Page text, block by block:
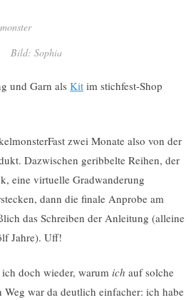
Bild: Sophia
und Garn als Kit im stichfest-Shop
Fast zwei Monate also von der
Dazwischen geribbelte Reihen, der
eine virtuelle Gradwanderung
dann die finale Anprobe am
das Schreiben der Anleitung (alleine
Jahre). Uff!
doch wieder, warum ich auf solche
war da deutlich einfacher: ich habe